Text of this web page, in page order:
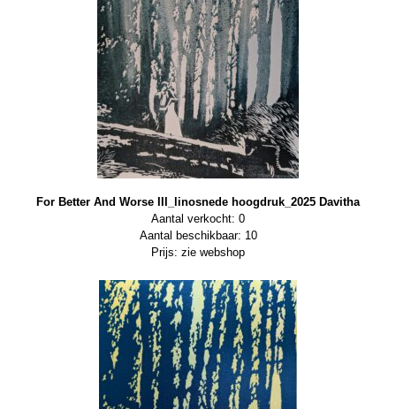
For Better And Worse III_linosnede hoogdruk_2025 Davitha
Aantal verkocht: 0
Aantal beschikbaar: 10
Prijs: zie webshop